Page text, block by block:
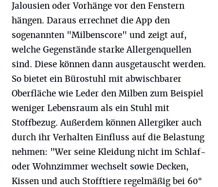
Jalousien oder Vorhänge vor den Fenstern
hängen. Daraus errechnet die App den
sogenannten "Milbenscore" und zeigt auf,
welche Gegenstände starke Allergenquellen
sind. Diese können dann ausgetauscht werden.
So bietet ein Bürostuhl mit abwischbarer
Oberfläche wie Leder den Milben zum Beispiel
weniger Lebensraum als ein Stuhl mit
Stoffbezug. Außerdem können Allergiker auch
durch ihr Verhalten Einfluss auf die Belastung
nehmen: "Wer seine Kleidung nicht im Schlaf-
oder Wohnzimmer wechselt sowie Decken,
Kissen und auch Stofftiere regelmäßig bei 60°